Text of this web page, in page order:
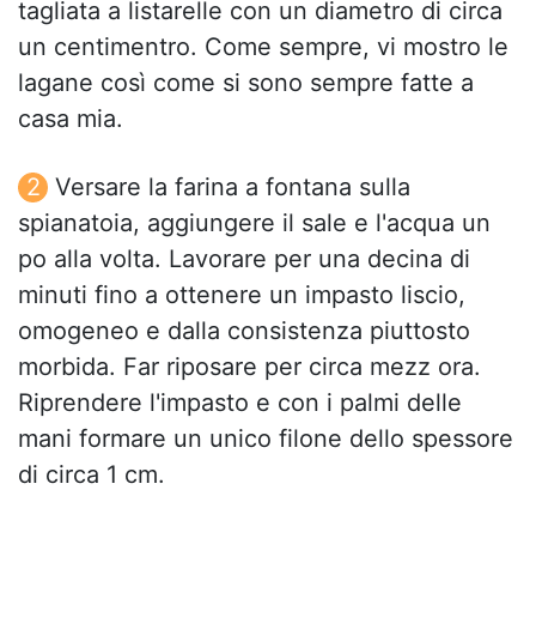
tagliata a listarelle con un diametro di circa
un centimentro. Come sempre, vi mostro le
lagane così come si sono sempre fatte a
casa mia.
Versare la farina a fontana sulla
spianatoia, aggiungere il sale e l'acqua un
po alla volta. Lavorare per una decina di
minuti fino a ottenere un impasto liscio,
omogeneo e dalla consistenza piuttosto
morbida. Far riposare per circa mezz ora.
Riprendere l'impasto e con i palmi delle
mani formare un unico filone dello spessore
di circa 1 cm.